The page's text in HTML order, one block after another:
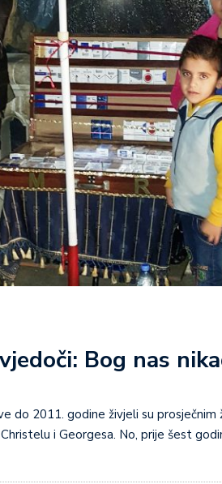
Bog nas
do 2011. godine živjeli su
i Georgesa. No, prije šest